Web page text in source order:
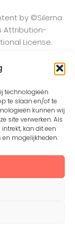
technologieën
te slaan en/of te
kunnen wij
site verwerken. Als
kan dit een
mogelijkheden.
by ©Silerna
Attribution-
License.
by